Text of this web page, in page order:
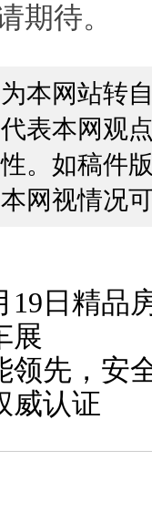
期待。
本网站转
表本网观
。如稿件
网视情况
19日精品
展
领先，安
威认证